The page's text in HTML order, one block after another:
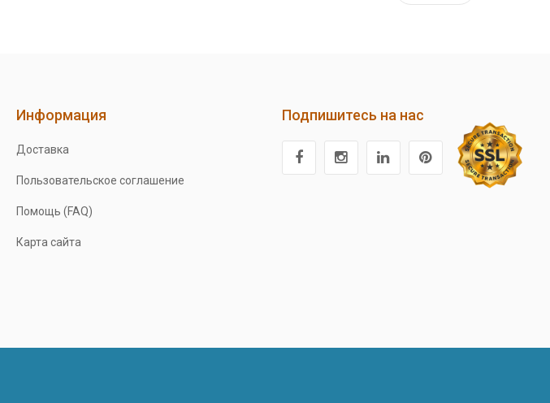
Информация
Доставка
Пользовательское соглашение
Помощь (FAQ)
Карта сайта
Подпишитесь на нас